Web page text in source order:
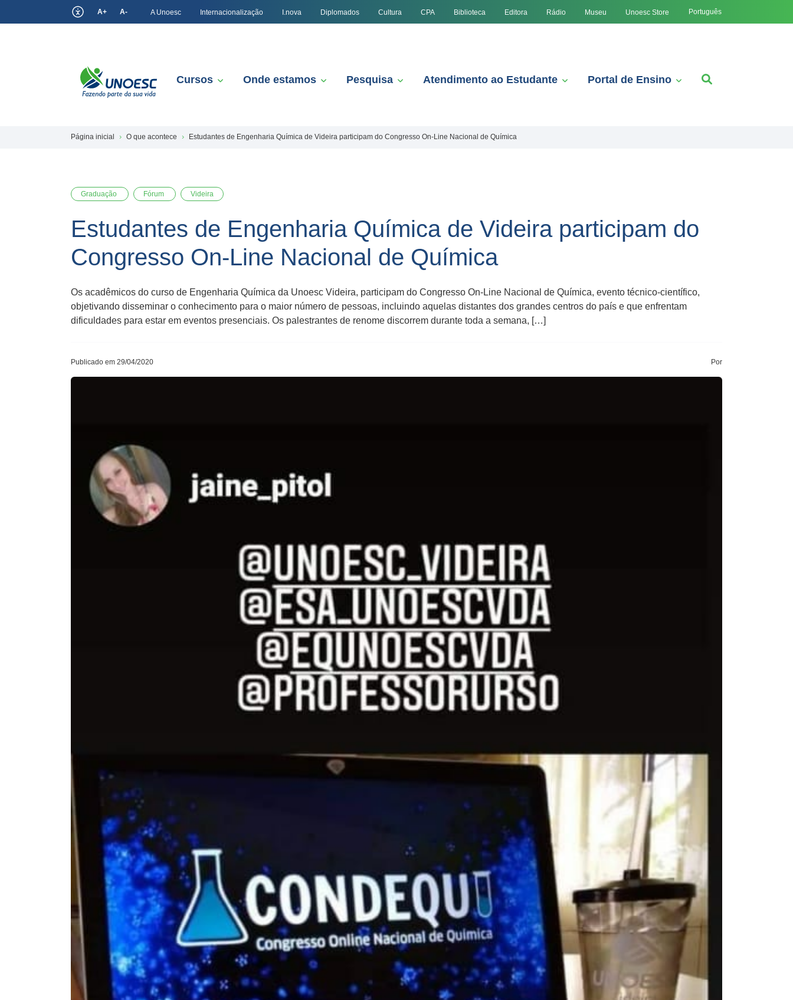
A+ A- A Unoesc Internacionalização I.nova Diplomados Cultura CPA Biblioteca Editora Rádio Museu Unoesc Store Português
Cursos Onde estamos Pesquisa Atendimento ao Estudante Portal de Ensino
Página inicial O que acontece Estudantes de Engenharia Química de Videira participam do Congresso On-Line Nacional de Química
Graduação Fórum Videira
Estudantes de Engenharia Química de Videira participam do
Congresso On-Line Nacional de Química
Os acadêmicos do curso de Engenharia Química da Unoesc Videira, participam do Congresso On-Line Nacional de Química, evento técnico-científico,
objetivando disseminar o conhecimento para o maior número de pessoas, incluindo aquelas distantes dos grandes centros do país e que enfrentam
dificuldades para estar em eventos presenciais. Os palestrantes de renome discorrem durante toda a semana, […]
Publicado em 29/04/2020 Por